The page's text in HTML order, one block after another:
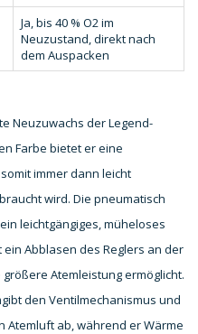
Ja, bis 40 % O2 im
Neuzustand, direkt nach
dem Auspacken
Neuzuwachs der Legend-
Farbe bietet er eine
immer dann leicht
wird. Die pneumatisch
leichtgängiges, müheloses
Abblasen des Reglers an der
Atemleistung ermöglicht.
den Ventilmechanismus und
ab, während er Wärme